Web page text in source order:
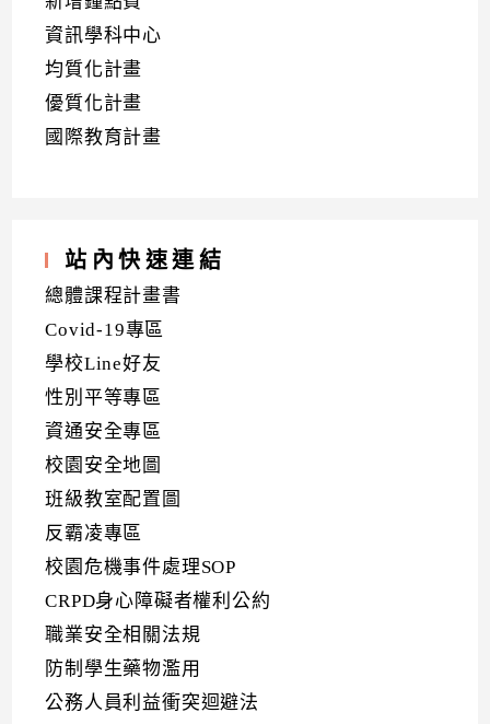
資訊學科中心
均質化計畫
優質化計畫
國際教育計畫
站內快速連結
總體課程計畫書
Covid-19專區
學校Line好友
性別平等專區
資通安全專區
校園安全地圖
班級教室配置圖
反霸凌專區
校園危機事件處理SOP
CRPD身心障礙者權利公約
職業安全相關法規
防制學生藥物濫用
公務人員利益衝突迴避法